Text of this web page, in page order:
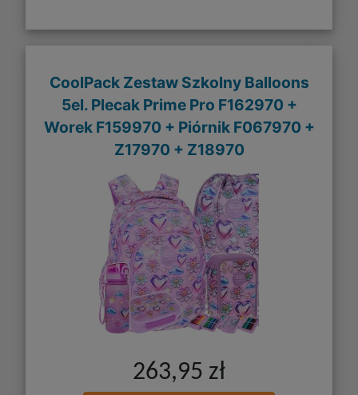
CoolPack Zestaw Szkolny Balloons
5el. Plecak Prime Pro F162970 +
Worek F159970 + Piórnik F067970 +
Z17970 + Z18970
263,95 zł